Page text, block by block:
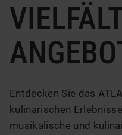
Entdecken Sie das
kulinarischen
musikalische und